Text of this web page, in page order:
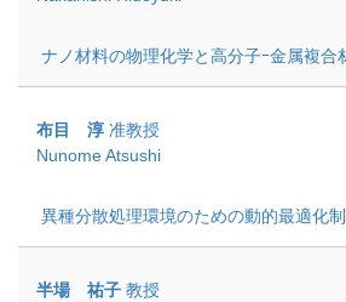
ナノ材料の物理化学と高分子ｰ金属複合
布目 淳 准教授
Nunome Atsushi
異種分散処理環境のための動的最適化
半場 祐子 教授